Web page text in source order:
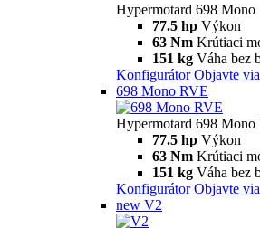
Hypermotard 698 Mono
77.5 hp Výkon
63 Nm Krútiaci
151 kg Váha bez
Konfigurátor Objavte
698 Mono RVE
Hypermotard 698 Mono
77.5 hp Výkon
63 Nm Krútiaci
151 kg Váha bez
Konfigurátor Objavte
new V2